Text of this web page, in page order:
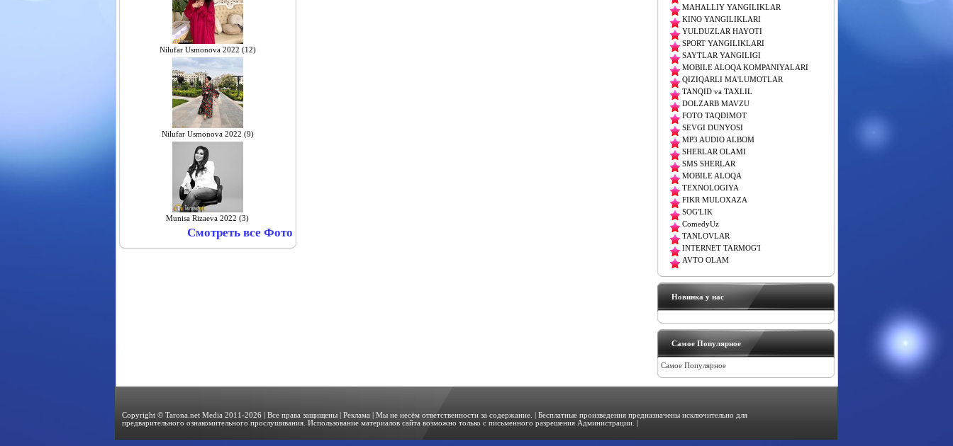
Nilufar Usmonova 2022 (12)
Nilufar Usmonova 2022 (9)
Munisa Rizaeva 2022 (3)
Смотреть все Фото
MAHALLIY YANGILIKLAR
KINO YANGILIKLARI
YULDUZLAR HAYOTI
SPORT YANGILIKLARI
SAYTLAR YANGILIGI
MOBILE ALOQA KOMPANIYALARI
QIZIQARLI MA'LUMOTLAR
TANQID va TAXLIL
DOLZARB MAVZU
FOTO TAQDIMOT
SEVGI DUNYOSI
MP3 AUDIO ALBOM
SHERLAR OLAMI
SMS SHERLAR
MOBILE ALOQA
TEXNOLOGIYA
FIKR MULOXAZA
SOG'LIK
ComedyUz
TANLOVLAR
INTERNET TARMOG'I
AVTO OLAM
Новинка у нас
Самое Популярное
Самое Популярное
Copyright © Tarona.net Media 2011-2026 | Все права защищены |Реклама
| Мы не несём ответственности за содержание. | Бесплатные произведения предназначены исключительно для
предварительного ознакомительного прослушивания. Использование материалов сайта возможно только с письменного разрешения Администрации. |